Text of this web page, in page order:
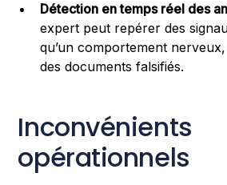
Détection en temps réel des
expert peut repérer des
qu’un comportement
des documents falsifiés.
Inconvénients
opérationnels